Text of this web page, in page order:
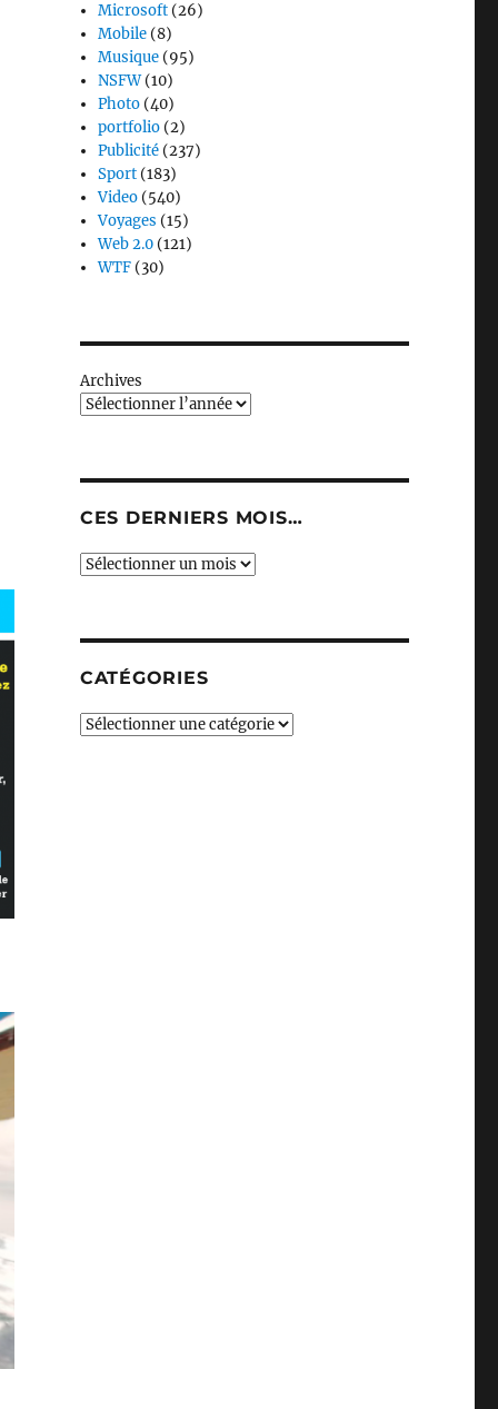
Microsoft (26)
Mobile (8)
Musique (95)
NSFW(10)
Photo (40)
portfolio (2)
Publicité (237)
Sport (183)
Video (540)
Voyages (15)
Web 2.0 (121)
WTF (30)
Archives
CES DERNIERS MOIS…
Ces
CATÉGORIES
Catégories